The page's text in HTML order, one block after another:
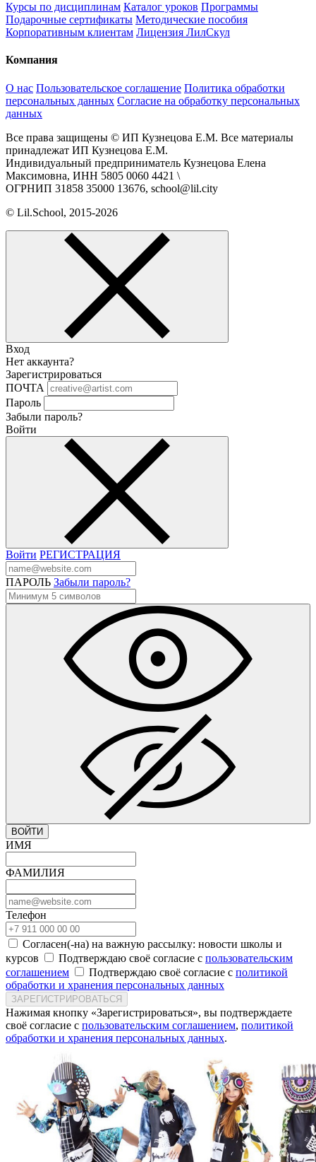
Курсы по дисциплинам Каталог уроков Программы
Подарочные сертификаты Методические пособия
Корпоративным клиентам Лицензия ЛилСкул
Компания
О нас Пользовательское соглашение Политика обработки
персональных данных Согласие на обработку персональных
данных
Все права защищены © ИП Кузнецова Е.М. Все материалы
принадлежат ИП Кузнецова Е.М.
Индивидуальный предприниматель Кузнецова Елена
Максимовна, ИНН 5805 0060 4421 \
ОГРНИП 31858 35000 13676, school@lil.city
© Lil.School, 2015‐2026
Вход
Нет аккаунта?
Зарегистрироваться
ПОЧТА
Пароль
Забыли пароль?
Войти
Войти РЕГИСТРАЦИЯ
ПАРОЛЬ Забыли пароль?
ВОЙТИ
ИМЯ
ФАМИЛИЯ
Телефон
Согласен(-на) на важную рассылку: новости школы и
курсов
Подтверждаю своё согласие с пользовательским
соглашением
Подтверждаю своё согласие с политикой
обработки и хранения персональных данных
ЗАРЕГИСТРИРОВАТЬСЯ
Нажимая кнопку «Зарегистрироваться», вы подтверждаете
своё согласие с пользовательским соглашением, политикой
обработки и хранения персональных данных.